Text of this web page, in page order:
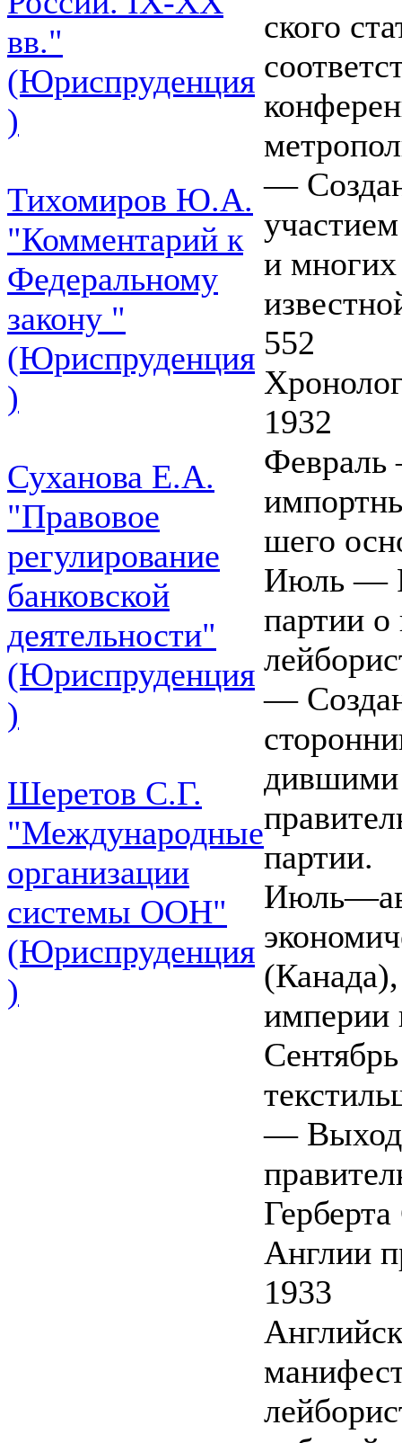
вв."
(Юриспруденция
)
Тихомиров Ю.А.
"Комментарий к
Федеральному
закону "
(Юриспруденция
)
Суханова Е.А.
"Правовое
регулирование
банковской
деятельности"
(Юриспруденция
)
Шеретов С.Г.
"Международные
организации
системы ООН"
(Юриспруденция
)
ского
—
и многих
552
1932
Февраль
шего
Июль —
партии о
—
дившими
партии.
империи
— Выход
Англии
1933